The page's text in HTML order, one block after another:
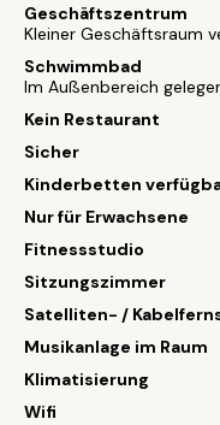
Geschäftszentrum
Kleiner Geschäftsraum
Schwimmbad
Im Außenbereich
Kein Restaurant
Sicher
Kinderbetten
Nur für Erwachsene
Fitnessstudio
Sitzungszimmer
Satelliten- /
Musikanlage im Raum
Klimatisierung
Wifi